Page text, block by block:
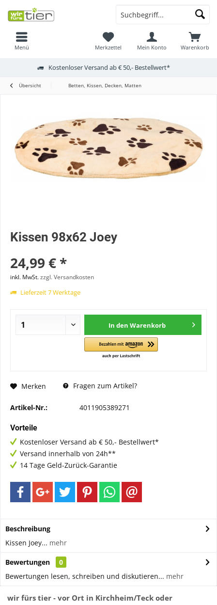
Menü Warenkorb
Merkzettel Mein Konto
Kostenloser Versand ab € 50,- Bestellwert*
Übersicht Betten, Kissen, Decken, Matten
Kissen 98x62 Joey
24,99 € *
inkl. MwSt.zzgl. Versandkosten
Lieferzeit 7 Werktage
In den Warenkorb
Merken Fragen zum Artikel?
Artikel-Nr.: 4011905389271
Vorteile
Kostenloser Versand ab € 50,- Bestellwert*
Versand innerhalb von 24h**
14 Tage Geld-Zurück-Garantie
Beschreibung
Kissen Joey... mehr
Bewertungen
0
Bewertungen lesen, schreiben und diskutieren... mehr
wir fürs tier - vor Ort in Kirchheim/Teck oder